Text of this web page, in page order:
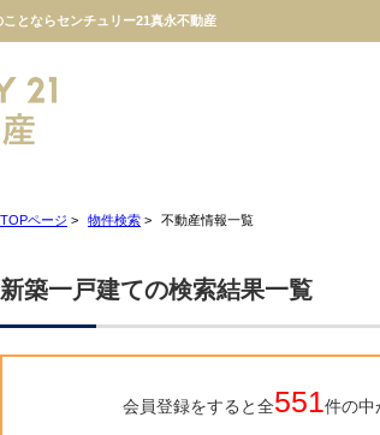
とならセンチュリー21真永不動産
TOPページ > 物件検索 > 不動産情報一覧
新築一戸建ての検索結果一覧
会員登録をすると全551件の中